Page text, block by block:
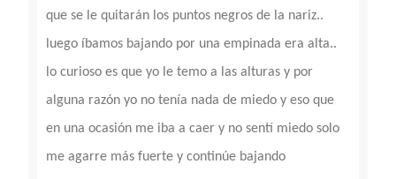
que se le quitarán los puntos negros de la nariz..
luego íbamos bajando por una empinada era alta..
lo curioso es que yo le temo a las alturas y por
alguna razón yo no tenía nada de miedo y eso que
en una ocasión me iba a caer y no sentí miedo solo
me agarre más fuerte y continúe bajando